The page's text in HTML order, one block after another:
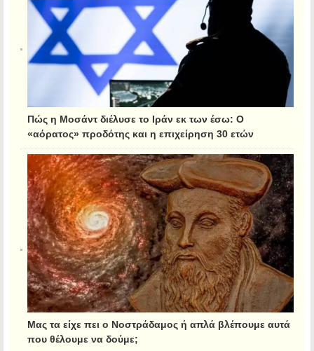
Πώς η Μοσάντ διέλυσε το Ιράν εκ των έσω: Ο
«αόρατος» προδότης και η επιχείρηση 30 ετών
Μας τα είχε πει ο Νοστράδαμος ή απλά βλέπουμε αυτά
που θέλουμε να δούμε;